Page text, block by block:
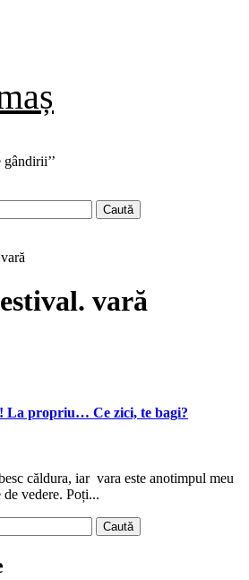
vară
La propriu… Ce zici, te bagi?
căldura, iar vara este anotimpul meu
vedere. Poți...